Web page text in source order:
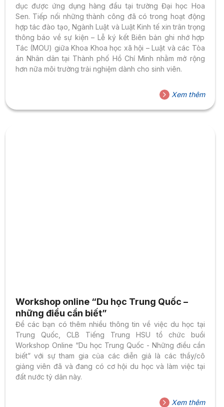
dục được ứng dụng hàng đầu tại trường Đại học Hoa
Sen. Tiếp nối những thành công đã có trong hoạt động
hợp tác đào tạo, Ngành Luật và Luật Kinh tế xin trân trọng
thông báo về sự kiện – Lễ ký kết Biên bản ghi nhớ hợp
Tác (MOU) giữa Khoa Khoa học xã hội – Luật và các Tòa
án Nhân dân tại Thành phố Hồ Chí Minh nhằm mở rộng
hơn nữa môi trường trải nghiệm dành cho sinh viên.
Xem thêm
Workshop online “Du học Trung Quốc –
những điều cần biết”
Để các bạn có thêm nhiều thông tin về việc du học tại
Trung Quốc, CLB Tiếng Trung HSU tổ chức buổi
Workshop Online “Du học Trung Quốc - Những điều cần
biết” với sự tham gia của các diễn giả là các thầy/cô
giảng viên đã và đang có cơ hội du học và làm việc tại
đất nước tỷ dân này.
Xem thêm